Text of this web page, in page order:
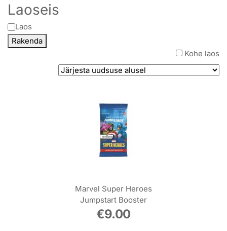
Laoseis
OlekLaos
Rakenda
Kohe laos
Marvel Super Heroes
Jumpstart Booster
€9.00